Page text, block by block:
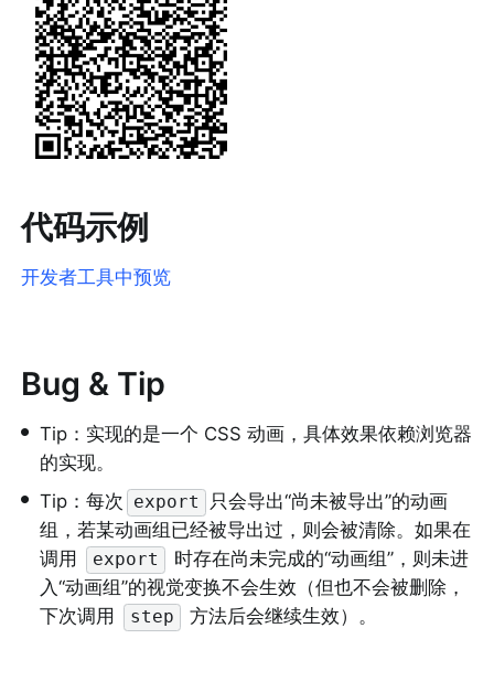
代码示例
开发者工具中预览
Bug & Tip
• Tip：实现的是一个 CSS 动画，具体效果依赖浏览器
的实现。
• Tip：每次 export
只会导出“尚未被导出”的动画
组，若某动画组已经被导出过，则会被清除。如果在
调用
export
时存在尚未完成的“动画组”，则未进
入“动画组”的视觉变换不会生效（但也不会被删除，
下次调用
step 方法后会继续生效）。